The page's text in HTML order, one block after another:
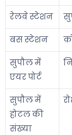
रेलवे स्टेशन
बस स्टेशन
सुपौल में
एयर पोर्ट
सुपौल में
होटल की
संख्या